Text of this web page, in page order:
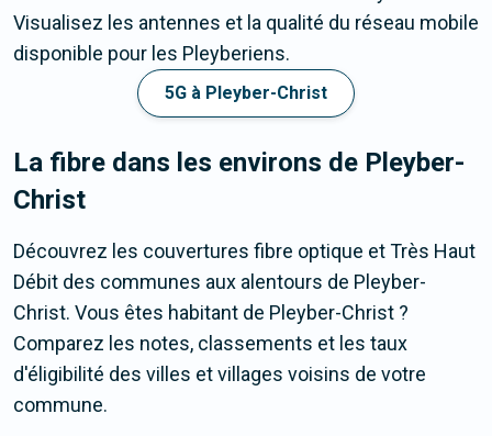
Visualisez les antennes et la qualité du réseau mobile
disponible pour les Pleyberiens.
5G à Pleyber-Christ
La fibre dans les environs de Pleyber-
Christ
Découvrez les couvertures fibre optique et Très Haut
Débit des communes aux alentours de Pleyber-
Christ. Vous êtes habitant de Pleyber-Christ ?
Comparez les notes, classements et les taux
d'éligibilité des villes et villages voisins de votre
commune.